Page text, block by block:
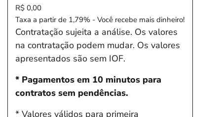
R$ 0,00
Taxa a partir de 1,79% - Você recebe mais dinheiro!
Contratação sujeita a análise. Os valores
na contratação podem mudar. Os valores
apresentados são sem IOF.
* Pagamentos em 10 minutos para
contratos sem pendências.
* Valores válidos para primeira